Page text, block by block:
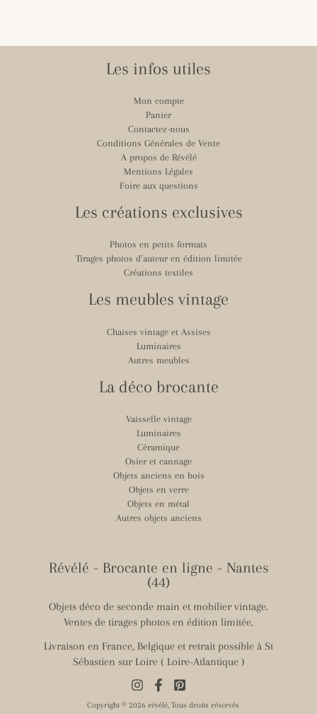
Les infos utiles
Mon compte
Panier
Contactez-nous
Conditions Générales de Vente
A propos de Révélé
Mentions Légales
Foire aux questions
Les créations exclusives
Photos en petits formats
Tirages photos d’auteur en édition limitée
Créations textiles
Les meubles vintage
Chaises vintage et Assises
Luminaires
Autres meubles
La déco brocante
Vaisselle vintage
Luminaires
Céramique
Osier et cannage
Objets anciens en bois
Objets en verre
Objets en métal
Autres objets anciens
Révélé - Brocante en ligne - Nantes
(44)
Objets déco de seconde main et mobilier vintage.
Ventes de tirages photos en édition limitée.
Livraison en France, Belgique et retrait possible à St
Sébastien sur Loire ( Loire-Atlantique )
Copyright © 2026 révélé, Tous droits réservés